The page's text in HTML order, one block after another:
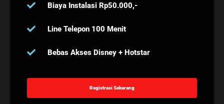
Biaya Instalasi Rp50.000,-
Line Telepon 100 Menit
Bebas Akses Disney + Hotstar
Registrasi Sekarang